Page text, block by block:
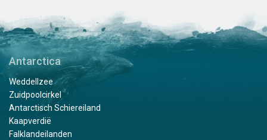
Antarctica
Weddellzee
Zuidpoolcirkel
Antarctisch Schiereiland
Kaapverdië
Falklandeilanden